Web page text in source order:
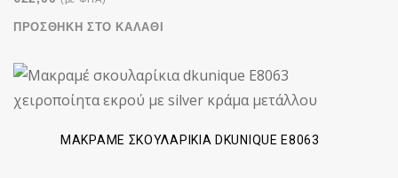
ΠΡΟΣΘΉΚΗ ΣΤΟ ΚΑΛΆΘΙ
ΜΑΚΡΑΜΈ ΣΚΟΥΛΑΡΊΚΙΑ DKUNIQUE E8063